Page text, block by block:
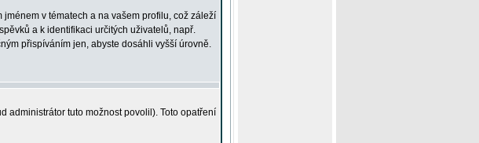
v tématech a na vašem profilu, což záleží
a k identifikaci určitých uživatelů, např.
přispíváním jen, abyste dosáhli vyšší úrovně.
administrátor tuto možnost povolil). Toto opatření